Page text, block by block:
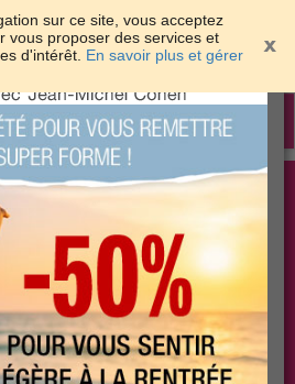
sur ce site, vous acceptez
vous proposer des services et
d'intérêt. En savoir plus et gérer
pour maigrir et être bien
sa peau
PLUS PLUS
×